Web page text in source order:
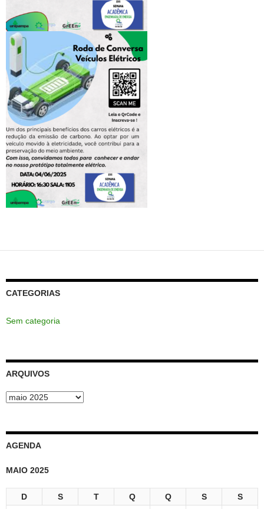
CATEGORIAS
Sem categoria
ARQUIVOS
Arquivos
AGENDA
MAIO 2025
D S T Q Q S
S